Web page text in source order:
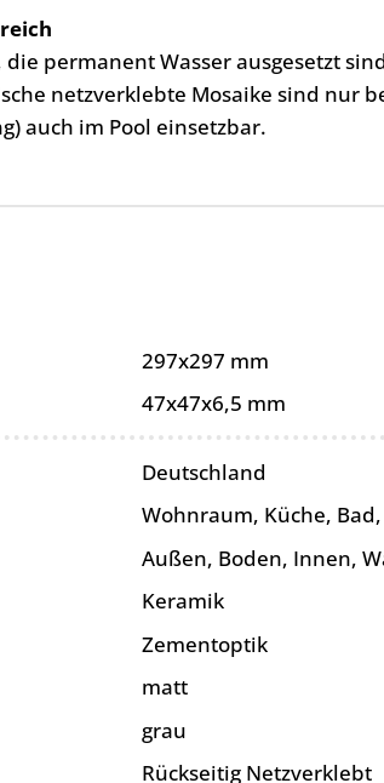
die permanent Wasser ausgesetzt
netzverklebte Mosaike sind nur
auch im Pool einsetzbar.
297x297 mm
47x47x6,5 mm
Deutschland
Wohnraum, Küche,
Außen, Boden, Innen,
Keramik
Zementoptik
matt
grau
Rückseitig Netzverklebt